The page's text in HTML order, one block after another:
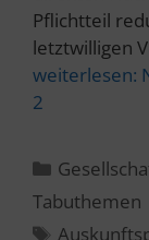
Pflichtteil
letztwilligen
weiterlesen:
2
Kategorien
Tabuthemen